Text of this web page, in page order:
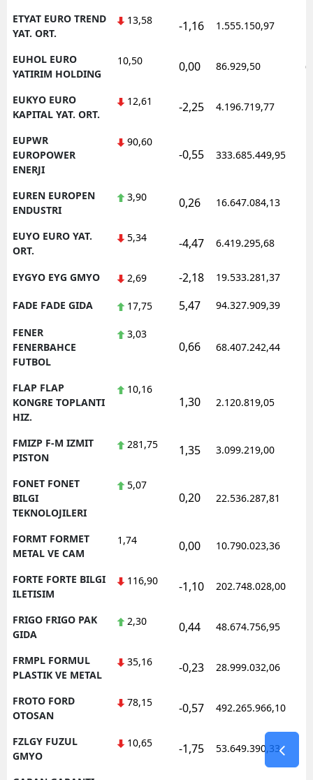
ETYAT EURO TREND
YAT. ORT.
13,58 -1,16 1.555.150,97
EUHOL EURO
YATIRIM HOLDING
10,50 0,00 86.929,50
EUKYO EURO
KAPITAL YAT. ORT.
12,61 -2,25 4.196.719,77
EUPWR
EUROPOWER
ENERJI
90,60
-0,55 333.685.449,95
EUREN EUROPEN
ENDUSTRI
3,90 0,26 16.647.084,13
EUYO EURO YAT.
ORT.
5,34 -4,47 6.419.295,68
EYGYO EYG GMYO 2,69 -2,18 19.533.281,37
FADE FADE GIDA 17,75 5,47 94.327.909,39
FENER
FENERBAHCE
FUTBOL
3,03
0,66 68.407.242,44
FLAP FLAP
KONGRE TOPLANTI
HIZ.
10,16
1,30 2.120.819,05
FMIZP F-M IZMIT
PISTON
281,75 1,35 3.099.219,00
FONET FONET
BILGI
TEKNOLOJILERI
5,07
0,20 22.536.287,81
FORMT FORMET
METAL VE CAM
1,74 0,00 10.790.023,36
FORTE FORTE BILGI
ILETISIM
116,90 -1,10 202.748.028,00
FRIGO FRIGO PAK
GIDA
2,30 0,44 48.674.756,95
FRMPL FORMUL
PLASTIK VE METAL
35,16 -0,23 28.999.032,06
FROTO FORD
OTOSAN
78,15 -0,57 492.265.966,10
FZLGY FUZUL
GMYO
10,65 -1,75 53.649.390,33